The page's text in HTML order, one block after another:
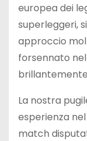
europea dei
superleggeri,
approccio
forsennato
La nostra
esperienza
match